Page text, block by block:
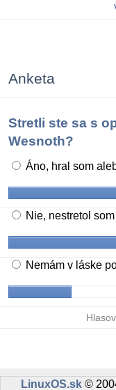
Anketa
Stretli ste sa s
Wesnoth?
Áno, hral som
Nie, nestretol
Nemám v láske
LinuxOS.sk©